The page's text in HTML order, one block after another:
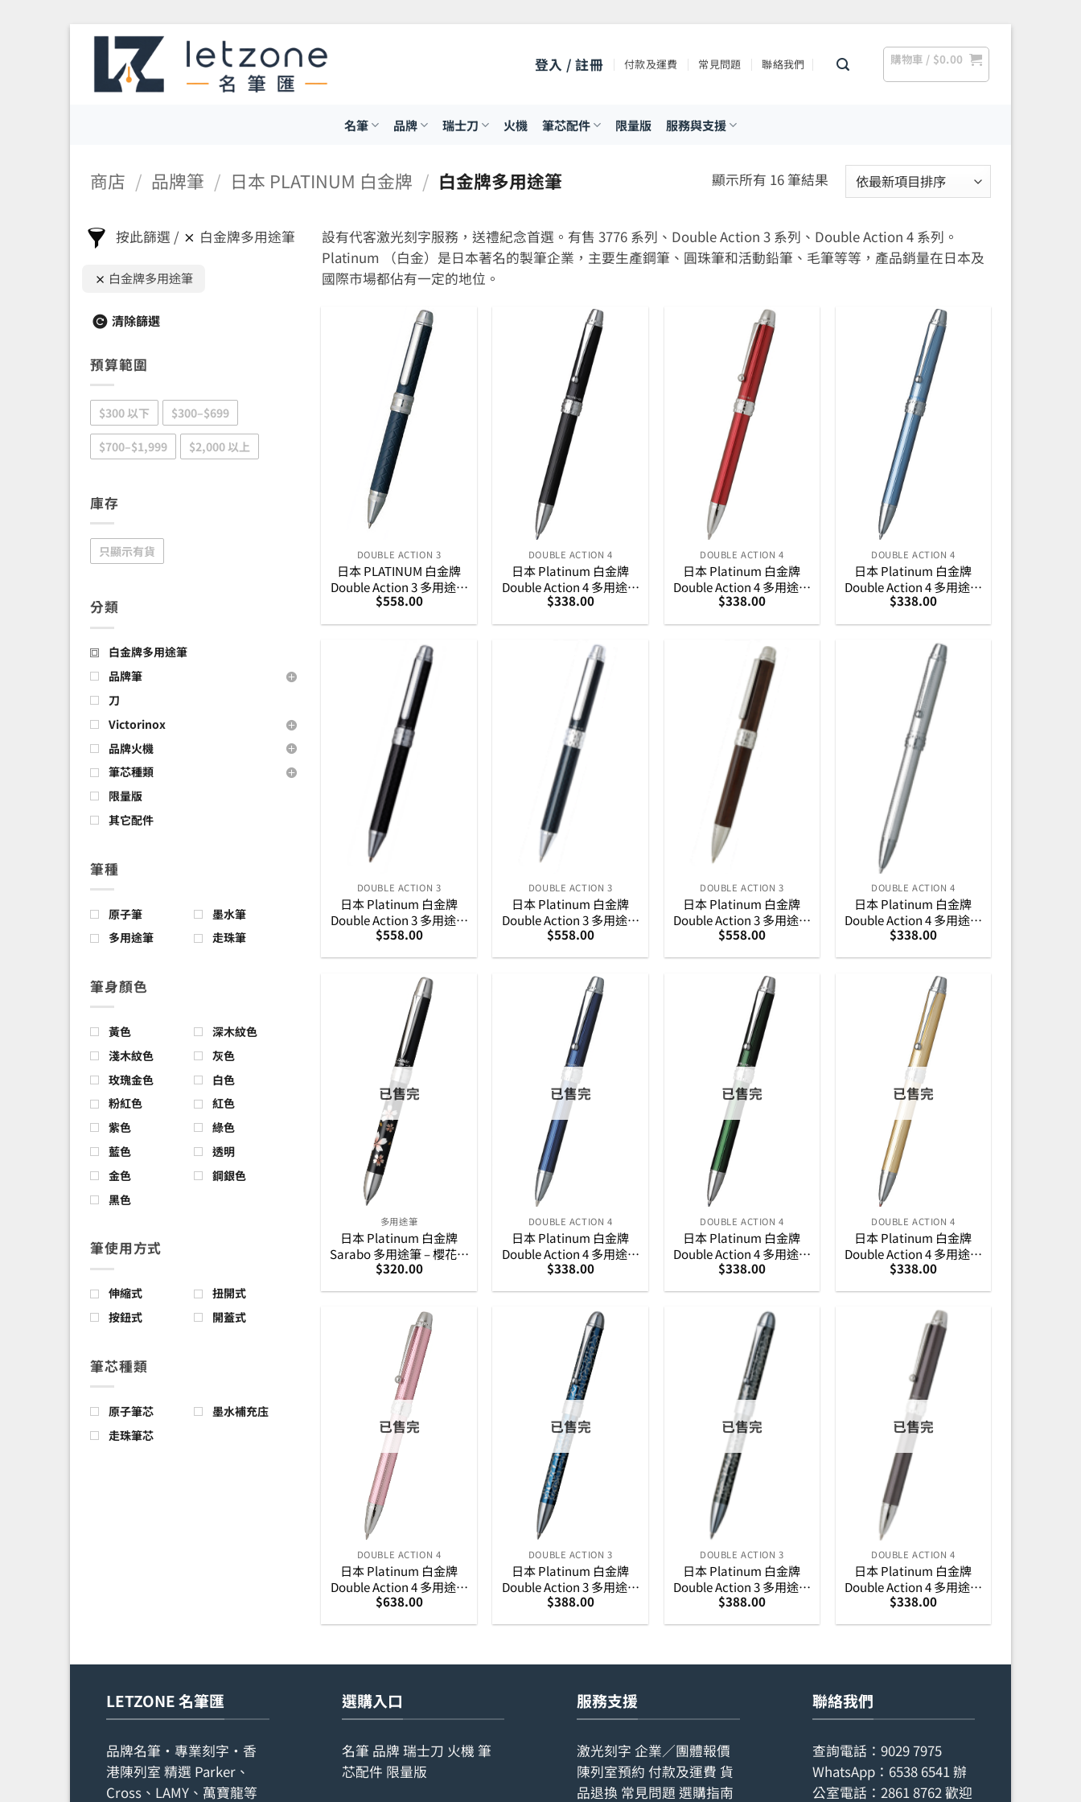
Skip
content
登入 / 註冊 付款及運費 常見問題 聯絡我們 購物車 / $0.00
名筆 品牌 瑞士刀 火機 筆芯配件 限量版 服務與支援
商店 / 品牌筆 / 日本 PLATINUM 白金牌 / 白金牌多用途筆 顯示所有 16 筆結果
項
目
按此篩選 白金牌多用途筆
白金牌多用途筆
清除篩選
預算範圍
$300 以下 $300–$699
$700–$1,999 $2,000 以上
庫存
只顯示有貨
分類
白金牌多用途筆
品牌筆
刀
Victorinox
品牌火機
筆芯種類
限量版
其它配件
筆種
原子筆
墨水筆
多用途筆
走珠筆
筆身顏色
黃色
深木紋色
淺木紋色
灰色
玫瑰金色
白色
粉紅色
紅色
紫色
綠色
藍色
透明
金色
鋼銀色
黑色
筆使用方式
伸縮式
扭開式
按鈕式
開蓋式
筆芯種類
原子筆芯
墨水補充庒
走珠筆芯
設有代客激光刻字服務，送禮紀念首選。有售 3776 系列、Double Action 3 系列、Double Action 4 系列。
Platinum （白金）是日本著名的製筆企業，主要生產鋼筆、圓珠筆和活動鉛筆、毛筆等等，產品銷量在日本及
國際市場都佔有一定的地位。
DOUBLE ACTION 3
日本 PLATINUM 白金牌
Double Action 3 多用途筆
– 藍色編識紋真皮面
$558.00
DOUBLE ACTION 4
日本 Platinum 白金牌
Double Action 4 多用途筆
– 黑
$338.00
DOUBLE ACTION 4
日本 Platinum 白金牌
Double Action 4 多用途筆
– 紅
$338.00
DOUBLE ACTION 4
日本 Platinum 白金牌
Double Action 4 多用途筆
– 淺藍
$338.00
DOUBLE ACTION 3
日本 Platinum 白金牌
Double Action 3 多用途筆
– 碳纖黑色
$558.00
DOUBLE ACTION 3
日本 Platinum 白金牌
Double Action 3 多用途筆
– 碳纖藍黑色
$558.00
DOUBLE ACTION 3
日本 Platinum 白金牌
Double Action 3 多用途筆
– 胡桃木
$558.00
DOUBLE ACTION 4
日本 Platinum 白金牌
Double Action 4 多用途筆
– 鋼白色
$338.00
已售完
多用途筆
日本 Platinum 白金牌
Sarabo 多用途筆 – 櫻花蒔
繪圖案
$320.00
已售完
DOUBLE ACTION 4
日本 Platinum 白金牌
Double Action 4 多用途筆
– 深藍
$338.00
已售完
DOUBLE ACTION 4
日本 Platinum 白金牌
Double Action 4 多用途筆
– 墨綠
$338.00
已售完
DOUBLE ACTION 4
日本 Platinum 白金牌
Double Action 4 多用途筆
– 淺黃
$338.00
已售完
DOUBLE ACTION 4
日本 Platinum 白金牌
Double Action 4 多用途筆
– 粉紅色
$638.00
已售完
DOUBLE ACTION 3
日本 Platinum 白金牌
Double Action 3 多用途筆
– 近代蒔繪 (唐草藍)
$388.00
已售完
DOUBLE ACTION 3
日本 Platinum 白金牌
Double Action 3 多用途筆
– 近代蒔繪 (唐草淡墨)
$388.00
已售完
DOUBLE ACTION 4
日本 Platinum 白金牌
Double Action 4 多用途筆
– 鎗黑色
$338.00
LETZONE 名筆匯
品牌名筆・專業刻字・香
港陳列室 精選 Parker、
Cross、LAMY、萬寶龍等
選購入口
名筆 品牌 瑞士刀 火機 筆
芯配件 限量版
服務支援
激光刻字 企業／團體報價
陳列室預約 付款及運費 貨
品退換 常見問題 選購指南
聯絡我們
查詢電話： 9029 7975
WhatsApp： 6538 6541辦
公室電話： 2861 8762歡迎